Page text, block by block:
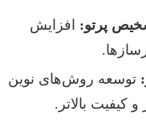
پرتو: افزایش
توسعه روش‌های نوین
کیفیت بالاتر.